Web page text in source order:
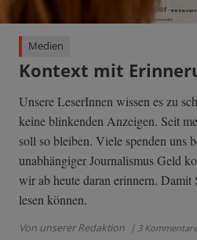
Medien
Kontext mit
Unsere LeserInnen wissen es zu
keine blinkenden Anzeigen. Seit
soll so bleiben. Viele spenden uns
unabhängiger Journalismus Geld
wir ab heute daran erinnern.
lesen können.
Von unserer Redaktion | 3 Kommentare